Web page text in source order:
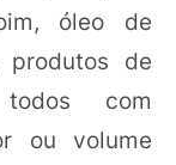
óleo de
produtos de
com
ou volume